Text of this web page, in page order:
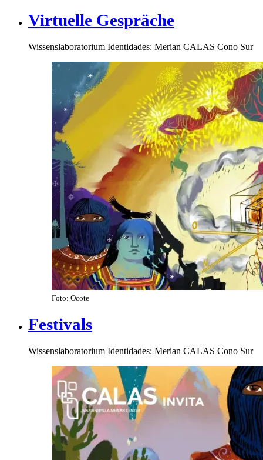
Virtuelle Gespräche
Wissenslaboratorium Identidades: Merian CALAS Cono Sur
Foto: Ocote
Festivals
Wissenslaboratorium Identidades: Merian CALAS Cono Sur